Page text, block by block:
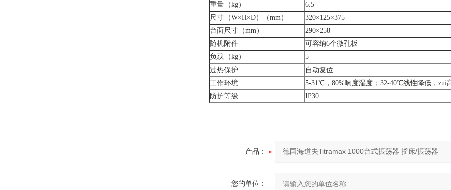
重量（kg）
6.5
尺寸（W×H×D）（mm）
320×125×375
台面尺寸（mm）
290×258
随机附件
可容纳6个微孔板
负载（kg）
5
过热保护
自动复位
工作环境
5-31℃，80%响度湿度；32-40℃线性降低，zui
防护等级
IP30
产品：
您的单位：